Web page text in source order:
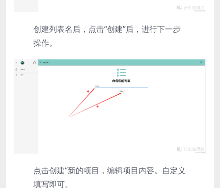
创建列表名后，点击“创建”后，进行下一步
操作。
点击创建“新的项目，编辑项目内容。自定义
填写即可。